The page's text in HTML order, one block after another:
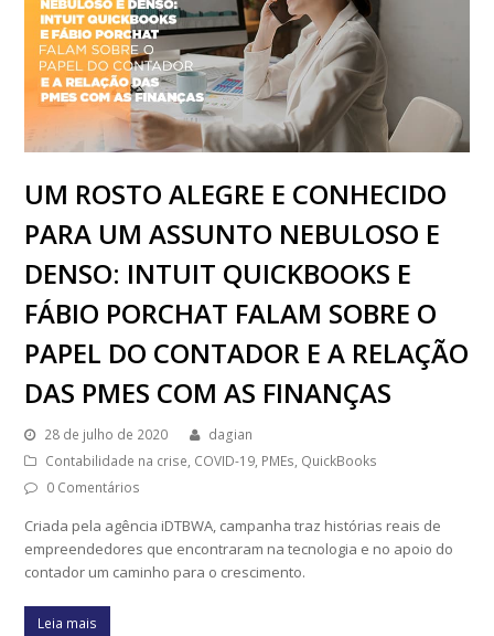
UM ROSTO ALEGRE E CONHECIDO
PARA UM ASSUNTO NEBULOSO E
DENSO: INTUIT QUICKBOOKS E
FÁBIO PORCHAT FALAM SOBRE O
PAPEL DO CONTADOR E A RELAÇÃO
DAS PMES COM AS FINANÇAS
28 de julho de 2020
dagian
Contabilidade na crise, COVID-19, PMEs, QuickBooks
0 Comentários
Criada pela agência iDTBWA, campanha traz histórias reais de
empreendedores que encontraram na tecnologia e no apoio do
contador um caminho para o crescimento.
Leia mais